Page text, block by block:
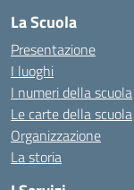
La Scuola
Presentazione
I luoghi
I numeri della scuola
Le carte della scuola
Organizzazione
La storia